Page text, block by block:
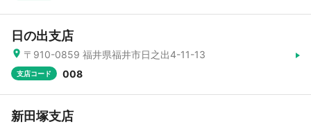
日の出支店
〒910-0859 福井県福井市日之出4-11-13
支店コード 008
新田塚支店